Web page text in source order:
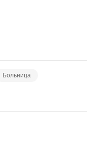
Больница